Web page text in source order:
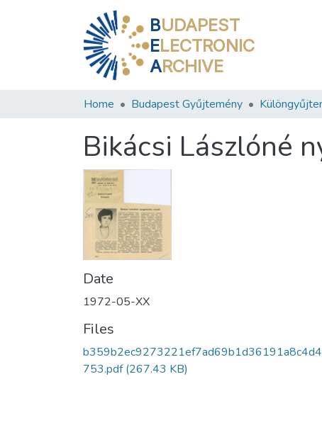
BUDAPEST
ELECTRONIC
ARCHIVE
Home Budapest Gyűjtemény
Bikácsi Lászlóné
Date
1972-05-XX
Files
753.pdf(267.43 KB)